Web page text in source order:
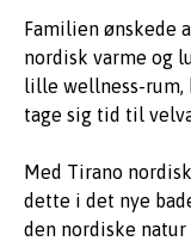
Familien ønskede
nordisk varme og
lille wellness-rum,
tage sig tid til
Med Tirano
dette i det nye
den nordiske